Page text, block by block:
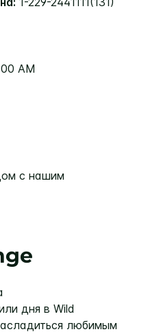
AM
с нашим
дня в Wild
любимым